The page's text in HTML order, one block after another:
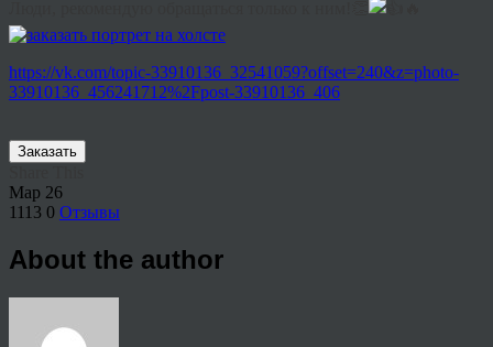
https://vk.com/topic-33910136_32541059?offset=240&z=photo-
33910136_456241712%2Fpost-33910136_406
Заказать
Мар 26
1113 0 Отзывы
About the author